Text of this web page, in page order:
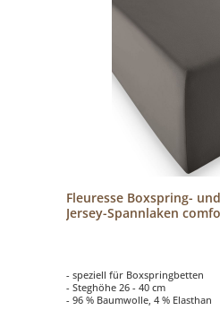
Fleuresse Boxspring-
Jersey-Spannlaken
- speziell für Boxspringbetten
- Steghöhe 26 - 40 cm
- 96 % Baumwolle, 4 % Elasthan